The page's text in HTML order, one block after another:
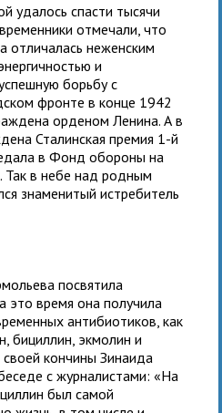
удалось спасти тысячи
отмечали, что
отличалась неженским
и
борьбу с
фронте в конце 1942
орденом Ленина. А в
Сталинская премия 1-й
в Фонд обороны на
Так в небе над родным
знаменитый истребитель
посвятила
это время она получила
антибиотиков, как
бициллин, экмолин и
кончины Зинаида
с журналистами: «На
был самой